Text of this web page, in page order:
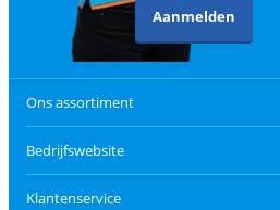
Aanmelden
Ons assortiment
Bedrijfswebsite
Klantenservice